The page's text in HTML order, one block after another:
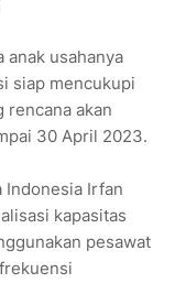
anak usahanya
siap mencukupi
rencana akan
30 April 2023.
Indonesia Irfan
kapasitas
pesawat